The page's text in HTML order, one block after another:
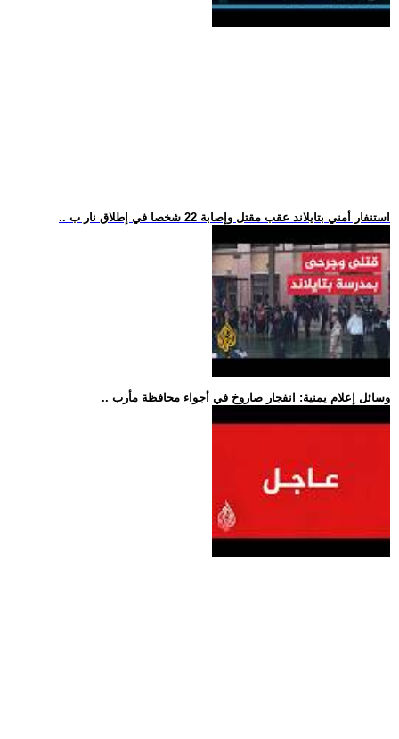
.. استنفار أمني بتايلاند عقب مقتل وإصابة 22 شخصا في إطلاق نار ب
.. وسائل إعلام يمنية: انفجار صاروخ في أجواء محافظة مأرب